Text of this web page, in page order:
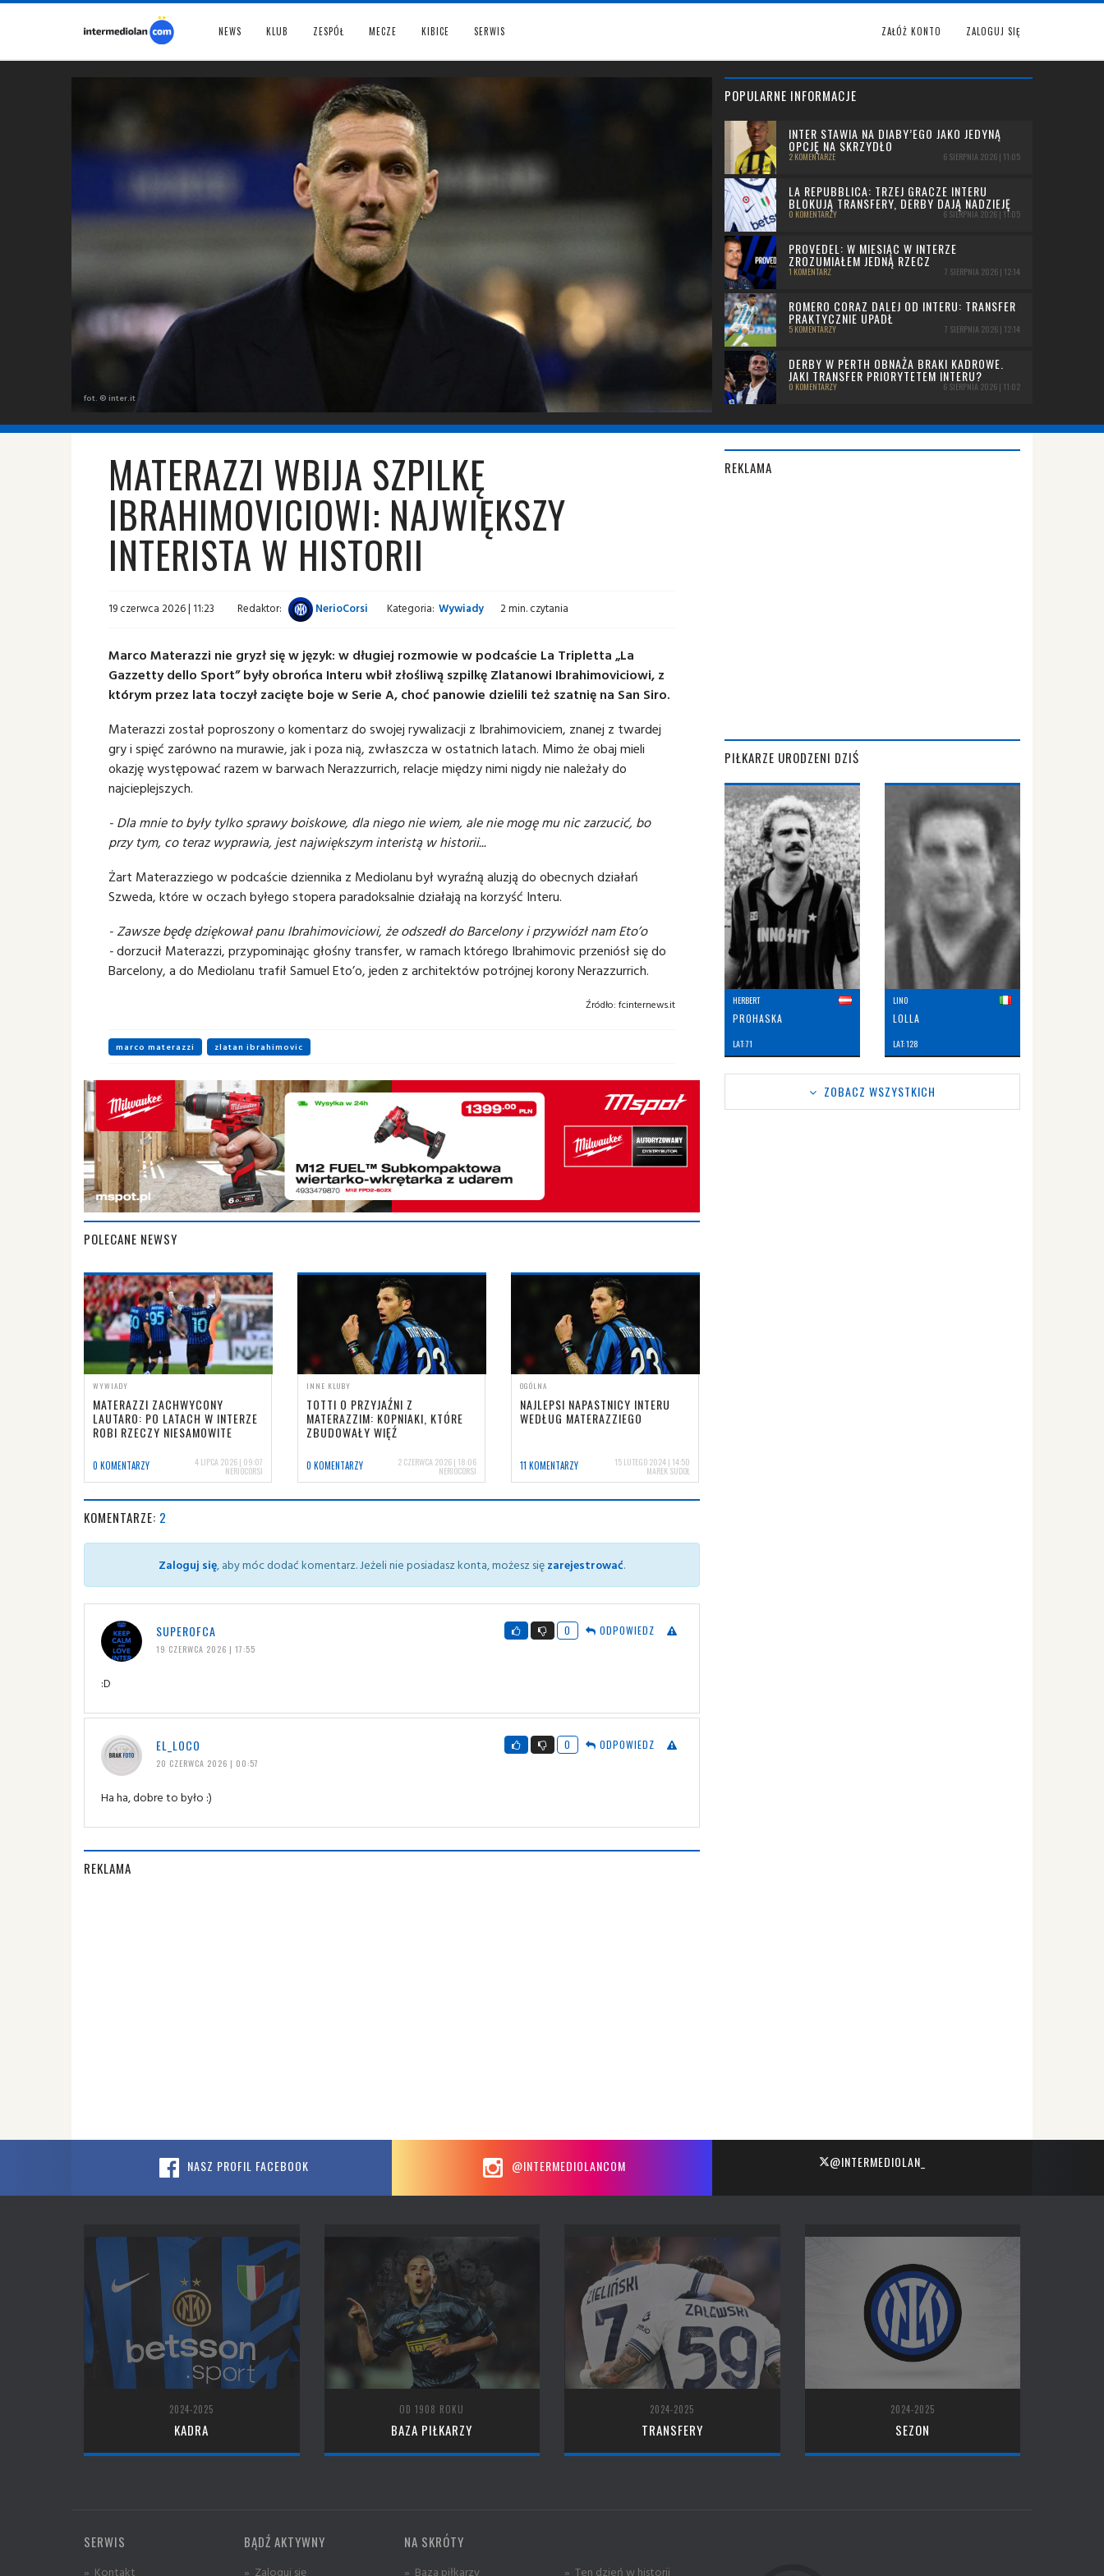
NEWS KLUB ZESPÓŁ MECZE KIBICE SERWIS ZAŁÓŻ KONTO ZALOGUJ SIĘ
fot. © inter.it
POPULARNE INFORMACJE
INTER STAWIA NA DIABY’EGO JAKO JEDYNĄ
OPCJĘ NA SKRZYDŁO
2 KOMENTARZE 6 SIERPNIA 2026 | 11:05
LA REPUBBLICA: TRZEJ GRACZE INTERU
BLOKUJĄ TRANSFERY, DERBY DAJĄ NADZIEJĘ
0 KOMENTARZY 6 SIERPNIA 2026 | 11:05
PROVEDEL: W MIESIĄC W INTERZE
ZROZUMIAŁEM JEDNĄ RZECZ
1 KOMENTARZ 7 SIERPNIA 2026 | 12:14
ROMERO CORAZ DALEJ OD INTERU: TRANSFER
PRAKTYCZNIE UPADŁ
5 KOMENTARZY 7 SIERPNIA 2026 | 12:14
DERBY W PERTH OBNAŻA BRAKI KADROWE.
JAKI TRANSFER PRIORYTETEM INTERU?
0 KOMENTARZY 6 SIERPNIA 2026 | 11:02
MATERAZZI WBIJA SZPILKĘ
IBRAHIMOVICIOWI: NAJWIĘKSZY
INTERISTA W HISTORII
19 czerwca 2026 | 11:23 Redaktor: NerioCorsi Kategoria: Wywiady 2 min. czytania
Marco Materazzi nie gryzł się w język: w długiej rozmowie w podcaście La Tripletta „La
Gazzetty dello Sport” były obrońca Interu wbił złośliwą szpilkę Zlatanowi Ibrahimoviciowi, z
którym przez lata toczył zacięte boje w Serie A, choć panowie dzielili też szatnię na San Siro.
Materazzi został poproszony o komentarz do swojej rywalizacji z Ibrahimoviciem, znanej z twardej
gry i spięć zarówno na murawie, jak i poza nią, zwłaszcza w ostatnich latach. Mimo że obaj mieli
okazję występować razem w barwach Nerazzurrich, relacje między nimi nigdy nie należały do
najcieplejszych.
- Dla mnie to były tylko sprawy boiskowe, dla niego nie wiem, ale nie mogę mu nic zarzucić, bo
przy tym, co teraz wyprawia, jest największym interistą w historii...
Żart Materazziego w podcaście dziennika z Mediolanu był wyraźną aluzją do obecnych działań
Szweda, które w oczach byłego stopera paradoksalnie działają na korzyść Interu.
- Zawsze będę dziękował panu Ibrahimoviciowi, że odszedł do Barcelony i przywiózł nam Eto’o
-dorzucił Materazzi, przypominając głośny transfer, w ramach którego Ibrahimovic przeniósł się do
Barcelony, a do Mediolanu trafił Samuel Eto’o, jeden z architektów potrójnej korony Nerazzurrich.
Źródło: fcinternews.it
marco materazzi zlatan ibrahimovic
POLECANE NEWSY
WYWIADY
MATERAZZI ZACHWYCONY
LAUTARO: PO LATACH W INTERZE
ROBI RZECZY NIESAMOWITE
0 KOMENTARZY 4 LIPCA 2026 | 09:07
NERIOCORSI
INNE KLUBY
TOTTI O PRZYJAŹNI Z
MATERAZZIM: KOPNIAKI, KTÓRE
ZBUDOWAŁY WIĘŹ
0 KOMENTARZY 2 CZERWCA 2026 | 18:06
NERIOCORSI
OGÓLNA
NAJLEPSI NAPASTNICY INTERU
WEDŁUG MATERAZZIEGO
11 KOMENTARZY 15 LUTEGO 2024 | 14:50
MAREK SUDOŁ
KOMENTARZE: 2
Zaloguj się, aby móc dodać komentarz. Jeżeli nie posiadasz konta, możesz sięzarejestrować.
SUPEROFCA
19 CZERWCA 2026 | 17:55
0 ODPOWIEDZ
:D
EL_LOCO
20 CZERWCA 2026 | 00:57
0 ODPOWIEDZ
Ha ha, dobre to było :)
REKLAMA
REKLAMA
PIŁKARZE URODZENI DZIŚ
HERBERT
PROHASKA
LAT: 71
LINO
LOLLA
LAT: 128
ZOBACZ WSZYSTKICH
NASZ PROFIL FACEBOOK @INTERMEDIOLANCOM @INTERMEDIOLAN_
2024-2025
KADRA
OD 1908 ROKU
BAZA PIŁKARZY
2024-2025
TRANSFERY
2024-2025
SEZON
SERWIS
» Kontakt
BĄDŹ AKTYWNY
» Zaloguj się
NA SKRÓTY
» Baza piłkarzy » Ten dzień w historii